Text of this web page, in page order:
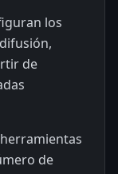
los
de
de